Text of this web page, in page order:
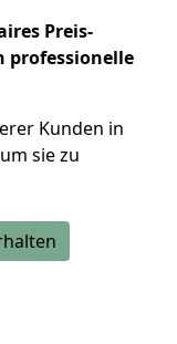
Preis-
professionelle
Kunden in
sie zu